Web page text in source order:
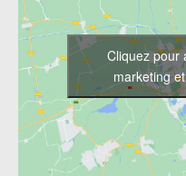
Cliquez pour
marketing